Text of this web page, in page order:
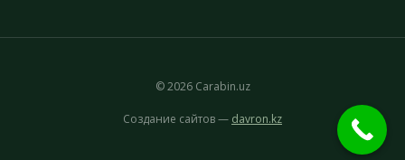
© 2026 Carabin.uz
Создание сайтов — davron.kz